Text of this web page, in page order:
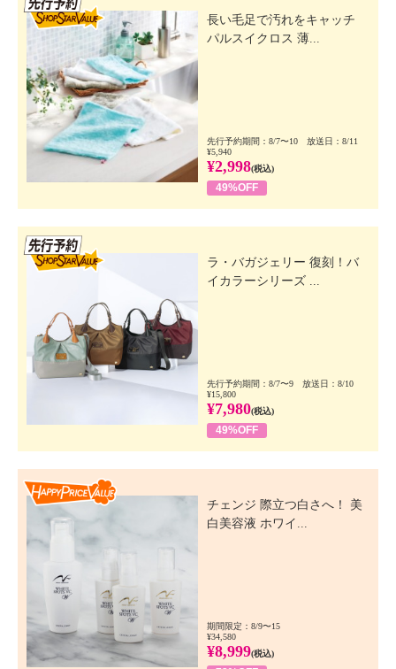
長い毛足で汚れをキャッチ
パルスイクロス 薄...
先行予約期間：8/7〜10 放送日：8/11
¥5,940
¥2,998(税込)
49%OFF
ラ・バガジェリー 復刻！バ
イカラーシリーズ ...
先行予約期間：8/7〜9 放送日：8/10
¥15,800
¥7,980(税込)
49%OFF
チェンジ 際立つ白さへ！ 美
白美容液 ホワイ...
期間限定：8/9〜15
¥34,580
¥8,999(税込)